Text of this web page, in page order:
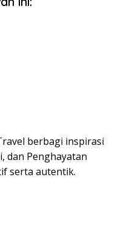
berbagi inspirasi
dan Penghayatan
serta autentik.